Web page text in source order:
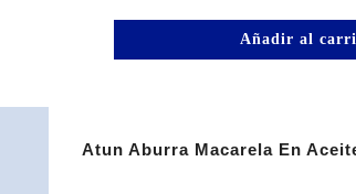
Añadir al
Atun Aburra Macarela En